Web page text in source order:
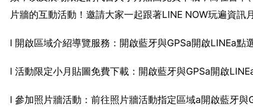
片牆的互動活動！邀請大家一起跟著LINE NOW玩遍資訊
l 開啟區域介紹導覽服務：開啟藍牙與GPSa開啟LINEa
l 活動限定小月貼圖免費下載：開啟藍牙與GPSa開啟
l 參加照片牆活動：前往照片牆活動指定區域a開啟藍牙